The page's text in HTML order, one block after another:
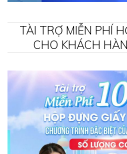
TÀI TRỢ MIỄN PHÍ
CHO KHÁCH